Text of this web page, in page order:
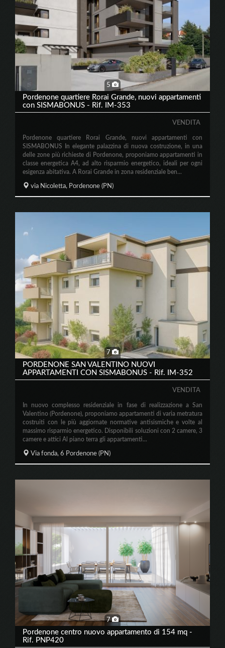
5
Pordenone quartiere Rorai Grande, nuovi appartamenti
con SISMABONUS - Rif. IM-353
VENDITA
Pordenone quartiere Rorai Grande, nuovi appartamenti con
SISMABONUS In elegante palazzina di nuova costruzione, in una
delle zone più richieste di Pordenone, proponiamo appartamenti in
classe energetica A4, ad alto risparmio energetico, ideali per ogni
esigenza abitativa. A Rorai Grande in zona residenziale ben...
via Nicoletta, Pordenone (PN)
7
PORDENONE SAN VALENTINO NUOVI
APPARTAMENTI CON SISMABONUS - Rif. IM-352
VENDITA
In nuovo complesso residenziale in fase di realizzazione a San
Valentino (Pordenone), proponiamo appartamenti di varia metratura
costruiti con le più aggiornate normative antisismiche e volte al
massimo risparmio energetico. Disponibili soluzioni con 2 camere, 3
camere e attici Al piano terra gli appartamenti...
Via fonda, 6 Pordenone (PN)
7
Pordenone centro nuovo appartamento di 154 mq -
Rif. PNP420